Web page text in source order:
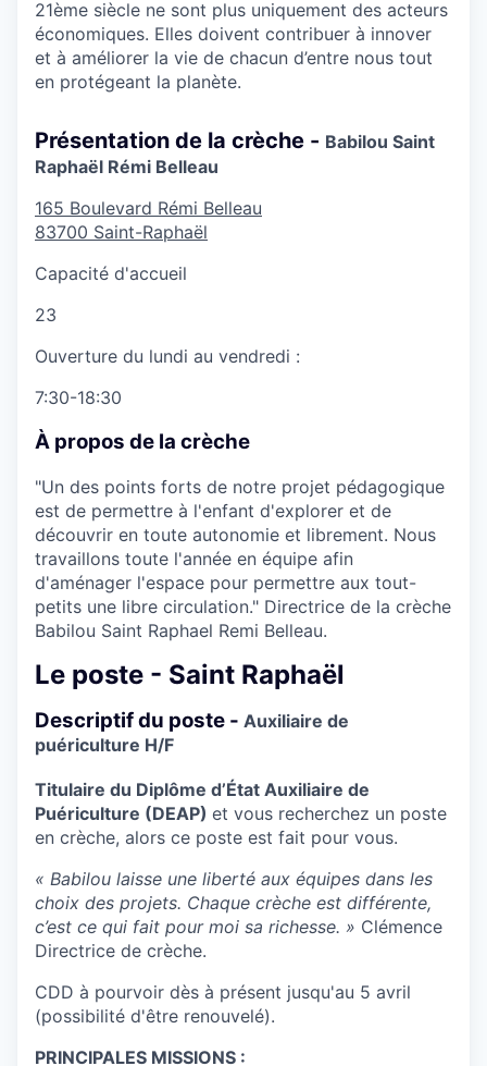
21ème siècle ne sont plus uniquement des acteurs
économiques. Elles doivent contribuer à innover
et à améliorer la vie de chacun d’entre nous tout
en protégeant la planète.
Présentation de la crèche - Babilou Saint
Raphaël Rémi Belleau
165 Boulevard Rémi Belleau
83700 Saint-Raphaël
Capacité d'accueil
23
Ouverture du lundi au vendredi :
7:30-18:30
À propos de la crèche
"Un des points forts de notre projet pédagogique
est de permettre à l'enfant d'explorer et de
découvrir en toute autonomie et librement. Nous
travaillons toute l'année en équipe afin
d'aménager l'espace pour permettre aux tout-
petits une libre circulation." Directrice de la crèche
Babilou Saint Raphael Remi Belleau.
Le poste - Saint Raphaël
Descriptif du poste - Auxiliaire de
puériculture H/F
Titulaire du Diplôme d’État Auxiliaire de
Puériculture (DEAP) et vous recherchez un poste
en crèche, alors ce poste est fait pour vous.
« Babilou laisse une liberté aux équipes dans les
choix des projets. Chaque crèche est différente,
c’est ce qui fait pour moi sa richesse. » Clémence
Directrice de crèche.
CDD à pourvoir dès à présent jusqu'au 5 avril
(possibilité d'être renouvelé).
PRINCIPALES MISSIONS :